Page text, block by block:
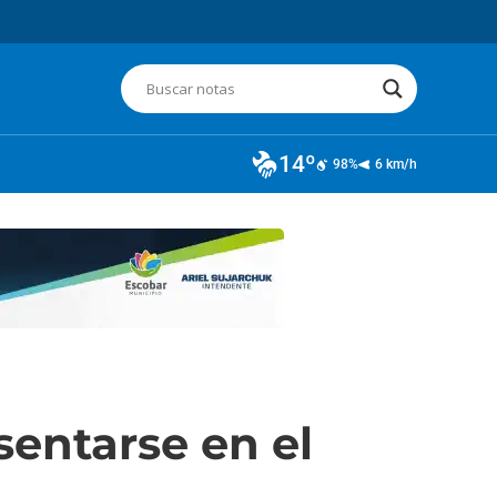
14º 98% 6 km/h
en el